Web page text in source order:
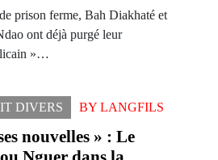
prison ferme, Bah Diakhaté et
ont déjà purgé leur
»…
DIVERS BY LANGFILS
nouvelles » : Le